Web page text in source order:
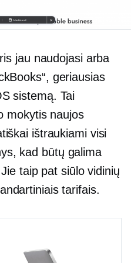
jau naudojasi arba
geriausias
sistemą. Tai
mokytis naujos
ištraukiami visi
kad būtų galima
taip pat siūlo vidinių
tarifais.